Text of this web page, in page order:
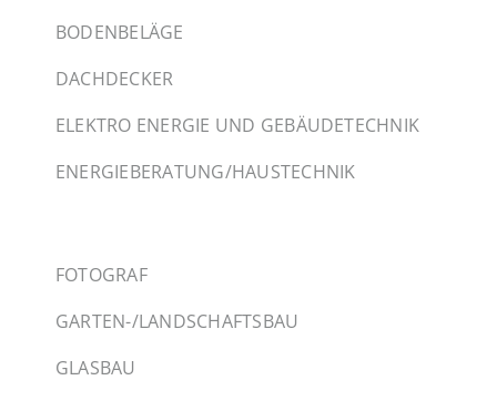
BODENBELÄGE
DACHDECKER
ELEKTRO ENERGIE UND GEBÄUDETECHNIK
ENERGIEBERATUNG/HAUSTECHNIK
FOTOGRAF
GARTEN-/LANDSCHAFTSBAU
GLASBAU